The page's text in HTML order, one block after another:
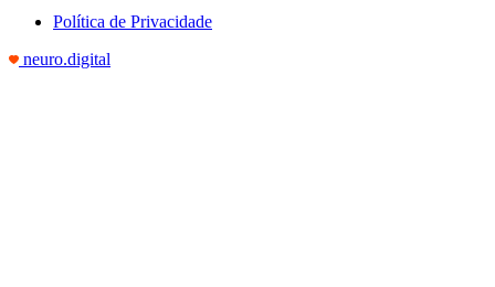
Política de Privacidade
neuro.digital